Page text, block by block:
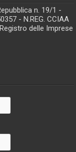
n. 19/1 -
- N.REG. CCIAA
delle Imprese